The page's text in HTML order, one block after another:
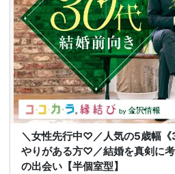
＼女性先行中♡／人気の5歳幅
やりがある方♡／結婚を真剣に
の出会い【半個室型】